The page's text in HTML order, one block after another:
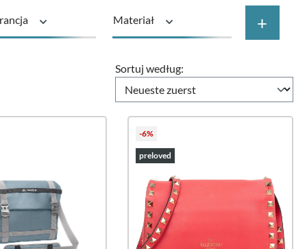
Materiał
Cena
+
Sortuj według:
-6%
preloved